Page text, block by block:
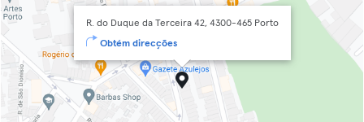
R. do Duque da Terceira 42, 4300-465 Porto
Obtém direcções